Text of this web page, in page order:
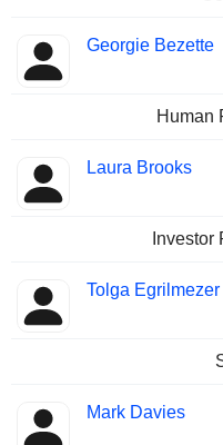
Georgie Bezette
Human
Laura Brooks
Investor
Tolga Egrilmezer
Mark Davies